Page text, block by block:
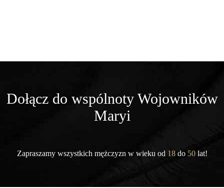
Dołącz do wspólnoty Wojowników
Maryi
Zapraszamy wszystkich mężczyzn w wieku od 18 do50 lat!